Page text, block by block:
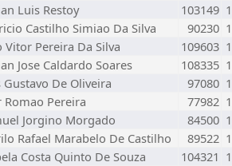
Luis Restoy 103149
Castilho Simiao Da Silva 90230
Vitor Pereira Da Silva 109603
Jose Caldardo Soares 108335
Gustavo De Oliveira 97080
Pereira 77982
Jorgino Morgado 84500
Rafael Marabelo De Castilho 89522
Costa Quinto De Souza 104321